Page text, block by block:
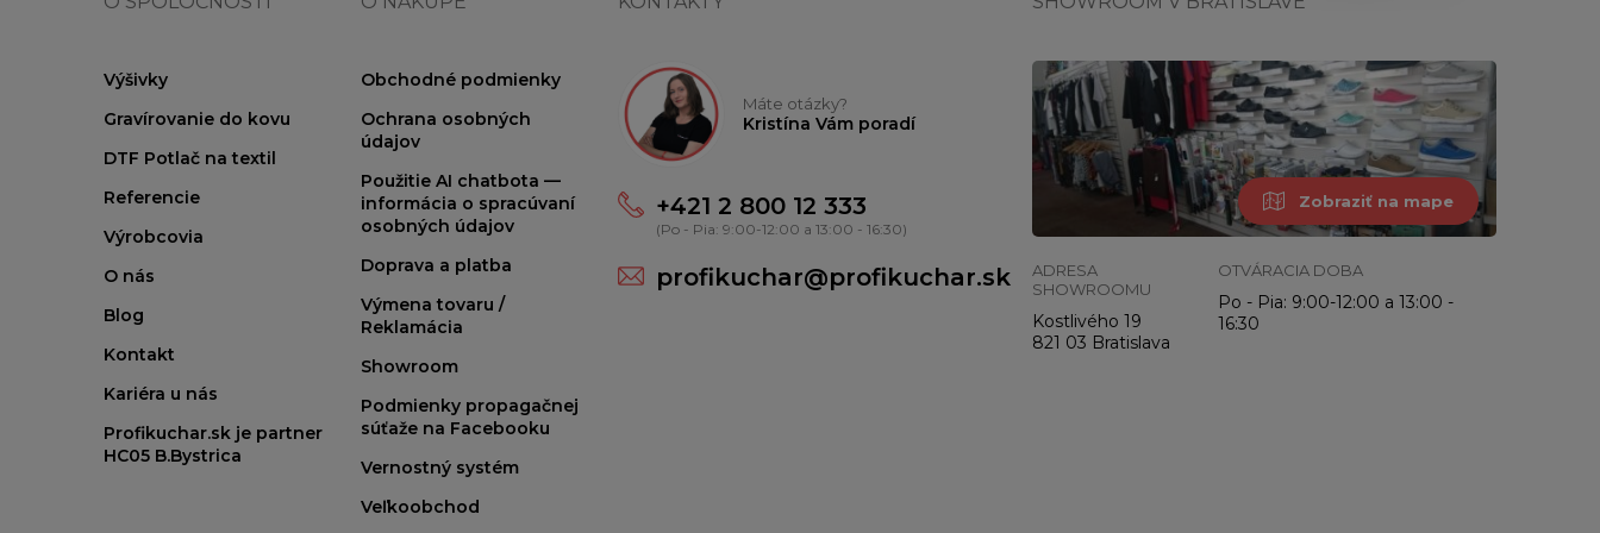
Výšivky
Gravírovanie do kovu
DTF Potlač na textil
Referencie
Výrobcovia
O nás
Blog
Kontakt
Kariéra u nás
Profikuchar.sk je partner
HC05 B.Bystrica
Obchodné podmienky
Ochrana osobných
údajov
Použitie AI chatbota —
informácia o spracúvaní
osobných údajov
Doprava a platba
Výmena tovaru /
Reklamácia
Showroom
Podmienky propagačnej
súťaže na Facebooku
Vernostný systém
Veľkoobchod
Máte otázky?
Kristína Vám poradí
+421 2 800 12 333
(Po - Pia: 9:00-12:00 a 13:00 - 16:30)
profikuchar@profikuchar.sk
Zobraziť na mape
ADRESA
SHOWROOMU
Kostlivého 19
821 03 Bratislava
OTVÁRACIA DOBA
Po - Pia: 9:00-12:00 a 13:00 -
16:30